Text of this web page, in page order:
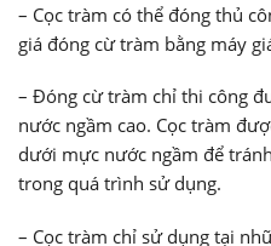
– Cọc tràm có thể đóng thủ
giá đóng cừ tràm bằng máy
– Đóng cừ tràm chỉ thi công
nước ngầm cao. Cọc tràm
dưới mực nước ngầm để
trong quá trình sử dụng.
– Cọc tràm chỉ sử dụng tại